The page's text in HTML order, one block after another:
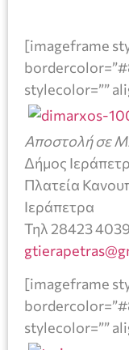
[imageframe
stylecolor=””
Αποστολή σε
Δήμος
Πλατεία
Ιεράπετρα
Τηλ 28423
[imageframe
stylecolor=””